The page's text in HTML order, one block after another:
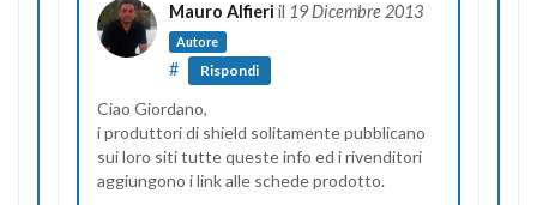
Mauro Alfieri il 19 Dicembre 2013
Autore
# Rispondi
Ciao Giordano,
i produttori di shield solitamente pubblicano
sui loro siti tutte queste info ed i rivenditori
aggiungono i link alle schede prodotto.